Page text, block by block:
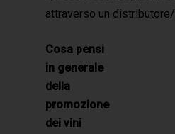
attraverso un
Cosa pensi
in generale
della
promozione
dei vini